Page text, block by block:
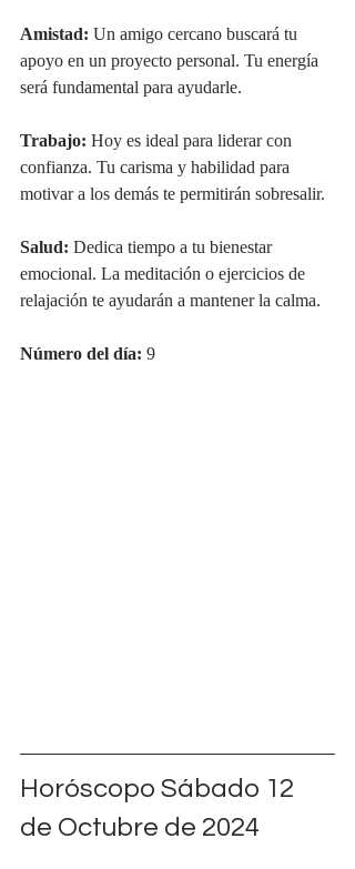
Amistad: Un amigo cercano buscará tu
apoyo en un proyecto personal. Tu energía
será fundamental para ayudarle.
Trabajo: Hoy es ideal para liderar con
confianza. Tu carisma y habilidad para
motivar a los demás te permitirán sobresalir.
Salud: Dedica tiempo a tu bienestar
emocional. La meditación o ejercicios de
relajación te ayudarán a mantener la calma.
Número del día: 9
Horóscopo Sábado 12
de Octubre de 2024